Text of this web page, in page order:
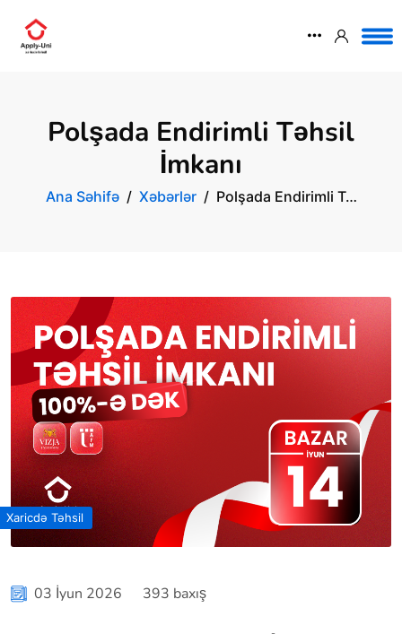
Polşada Endirimli Təhsil
İmkanı
Ana Səhifə Xəbərlər Polşada Endirimli T…
Xaricdə Təhsil
03 İyun 2026 393 baxış